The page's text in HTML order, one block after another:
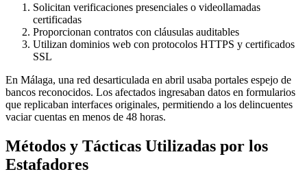
Solicitan verificaciones presenciales o videollamadas
certificadas
Proporcionan contratos con cláusulas auditables
Utilizan dominios web con protocolos HTTPS y certificados
SSL
En Málaga, una red desarticulada en abril usaba portales espejo de
bancos reconocidos. Los afectados ingresaban datos en formularios
que replicaban interfaces originales, permitiendo a los delincuentes
vaciar cuentas en menos de 48 horas.
Métodos y Tácticas Utilizadas por los
Estafadores